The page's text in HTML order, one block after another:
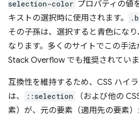
selection-color プロパティの値
キストの選択時に使用されます。
その子孫は、選択すると青色にな
なります。多くのサイトでこの手法
Stack Overflow でも推奨されていま
互換性を維持するため、CSS ハイ
は、
::selection
（および他の
素）が、元の要素（適用先の要素